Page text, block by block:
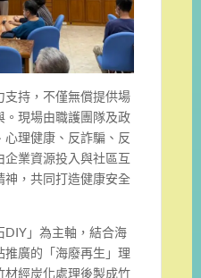
持，不僅無償提供場
現場由職護團隊及政
心理健康、反詐騙、反
業資源投入與社區互
，共同打造健康安全
DIY」為主軸，結合海
推廣的「海廢再生」理
經炭化處理後製成竹